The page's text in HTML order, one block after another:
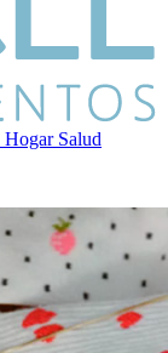
Hogar Salud